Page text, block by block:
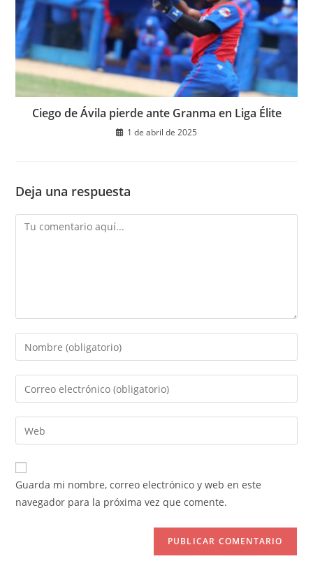
Ciego de Ávila pierde ante Granma en Liga Élite
1 de abril de 2025
Deja una respuesta
Comentario
Introduce
tu
nombre
de
usuario
para
comentar
Introduce
tu
dirección
de
electrónico
para
comentar
Introduce
la
URL
de
Guarda mi nombre, correo electrónico y web en este
navegador para la próxima vez que comente.